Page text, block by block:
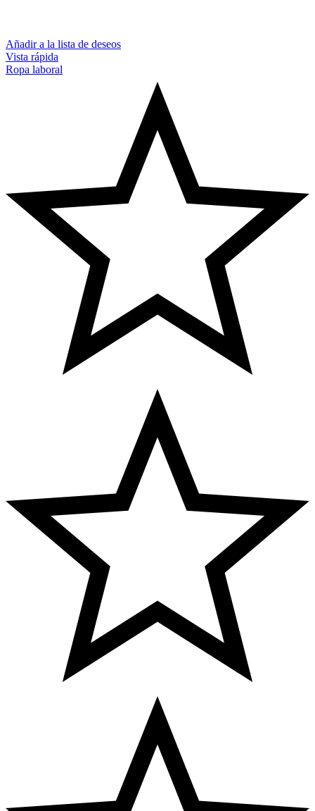
Añadir a la lista de deseos
Vista rápida
Ropa laboral